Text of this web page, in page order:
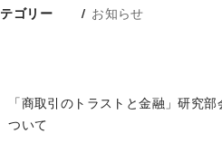
ゴリー お知らせ
「商取引のトラストと金融」研究
ついて